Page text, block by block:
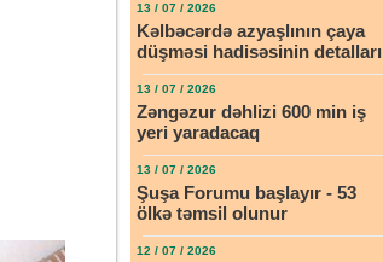
13 / 07 / 2026
Kəlbəcərdə azyaşlının çaya
düşməsi hadisəsinin detalları
13 / 07 / 2026
Zəngəzur dəhlizi 600 min iş
yeri yaradacaq
13 / 07 / 2026
Şuşa Forumu başlayır - 53
ölkə təmsil olunur
12 / 07 / 2026